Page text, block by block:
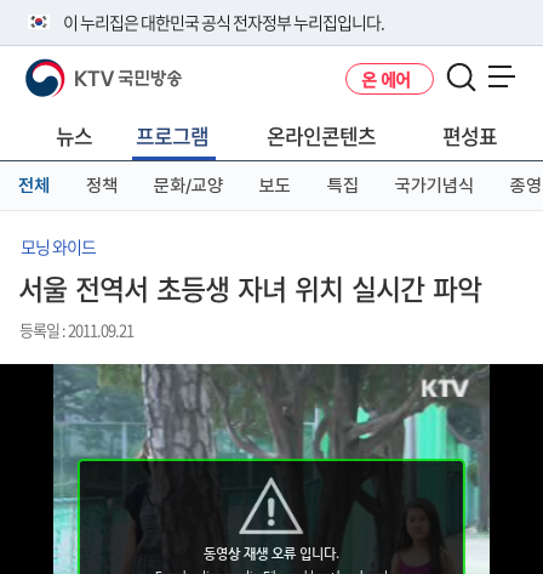
이 누리집은 대한민국 공식 전자정부 누리집입니다.
공식 누리집 주소 확인하기
니다.
이밖에 or.kr 또는 .kr등 다른 도메인 주소를 사용하고 있다면 아래 URL에
서 도메인 주소를 확인해 보세요
KTV 국민방송 온 에어
뉴스 프로그램 온라인콘텐츠 편성표
전체 정책 문화/교양 보도 특집 국가기념식 종영
모닝 와이드
서울 전역서 초등생 자녀 위치 실시간 파악
등록일 : 2011.09.21